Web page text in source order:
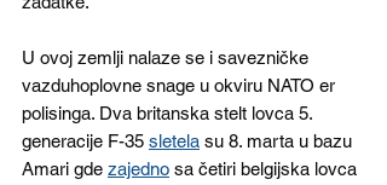
U ovoj zemlji nalaze se i savezničke
vazduhoplovne snage u okviru NATO er
polisinga. Dva britanska stelt lovca 5.
generacije F-35 sletela su 8. marta u bazu
Amari gde zajedno sa četiri belgijska lovca